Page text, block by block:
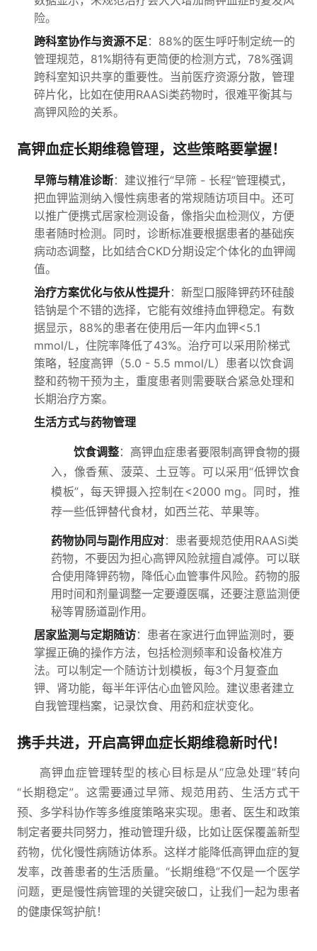
险。
跨科室协作与资源不足：88%的医生呼吁制定统一的
管理规范，81%期待有更简便的检测方式，78%强调
跨科室知识共享的重要性。当前医疗资源分散，管理
碎片化，比如在使用RAASi类药物时，很难平衡其与
高钾风险的关系。
高钾血症长期维稳管理，这些策略要掌握！
早筛与精准诊断：建议推行“早筛 - 长程”管理模式，
把血钾监测纳入慢性病患者的常规随访项目中。还可
以推广便携式居家检测设备，像指尖血检测仪，方便
患者随时检测。同时，诊断标准要根据患者的基础疾
病动态调整，比如结合CKD分期设定个体化的血钾阈
值。
治疗方案优化与依从性提升：新型口服降钾药环硅酸
锆钠是个不错的选择，它能有效维持血钾稳定。有数
据显示，88%的患者在使用后一年内血钾<5.1
mmol/L，住院率降低了43%。治疗可以采用阶梯式
策略，轻度高钾（5.0 - 5.5 mmol/L）患者以饮食调
整和药物干预为主，重度患者则需要联合紧急处理和
长期治疗方案。
生活方式与药物管理
饮食调整：高钾血症患者要限制高钾食物的摄
入，像香蕉、菠菜、土豆等。可以采用“低钾饮食
模板”，每天钾摄入控制在<2000 mg。同时，推
荐一些低钾替代食材，如西兰花、苹果等。
药物协同与副作用应对：患者要规范使用RAASi类
药物，不要因为担心高钾风险就擅自减停。可以联
合使用降钾药物，降低心血管事件风险。药物的服
用时间和剂量调整一定要遵医嘱，还要注意监测便
秘等胃肠道副作用。
居家监测与定期随访：患者在家进行血钾监测时，要
掌握正确的操作方法，包括检测频率和设备校准方
法。可以制定一个随访计划模板，每3个月复查血
钾、肾功能，每半年评估心血管风险。建议患者建立
自我管理档案，记录饮食、用药和症状变化。
携手共进，开启高钾血症长期维稳新时代！
高钾血症管理转型的核心目标是从“应急处理”转向
“长期稳定”。这需要通过早筛、规范用药、生活方式干
预、多学科协作等多维度策略来实现。患者、医生和政策
制定者要共同努力，推动管理升级，比如让医保覆盖新型
药物，优化慢性病随访体系。这样才能降低高钾血症的复
发率，改善患者的生活质量。“长期维稳”不仅是一个医学
问题，更是慢性病管理的关键突破口，让我们一起为患者
的健康保驾护航！